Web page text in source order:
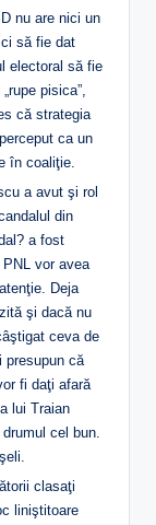
nu are nici un
să fie dat
electoral să fie
pisica”,
că strategia
ca un
în coaliţie.
a avut şi rol
din
a fost
vor avea
Deja
şi dacă nu
ceva de
presupun că
fi daţi afară
lui Traian
cel bun.
clasaţi
liniştitoare